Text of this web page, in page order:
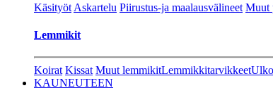
Käsityöt Askartelu Piirustus-ja maalausvälineet Muut
Lemmikit
Koirat Kissat Muut lemmikitLemmikkitarvikkeet
KAUNEUTEEN